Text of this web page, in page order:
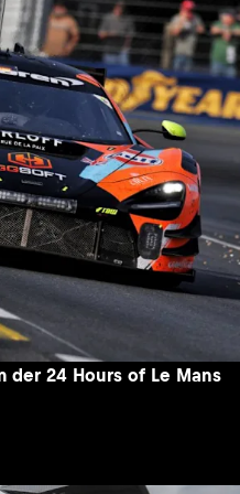
der 24 Hours of Le Mans